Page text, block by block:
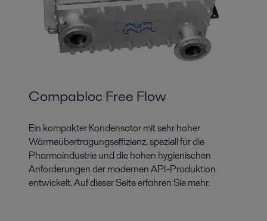
Compabloc Free Flow
Ein kompakter Kondensator mit sehr hoher
Wärmeübertragungseffizienz, speziell für die
Pharmaindustrie und die hohen hygienischen
Anforderungen der modernen API-Produktion
entwickelt. Auf dieser Seite erfahren Sie mehr.